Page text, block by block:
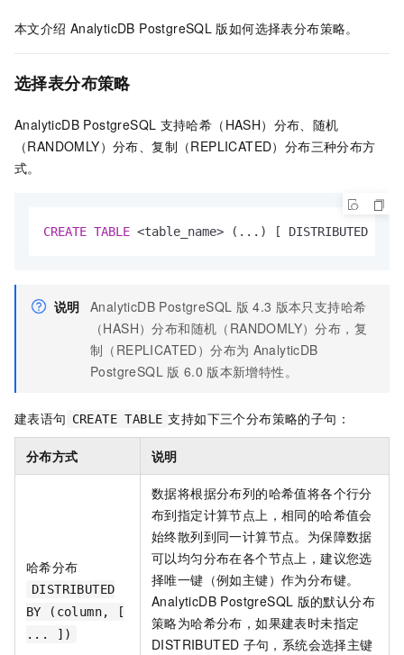
本文介绍 AnalyticDB PostgreSQL 版如何选择表分布策略。
选择表分布策略
AnalyticDB PostgreSQL 支持哈希（HASH）分布、随机
（RANDOMLY）分布、复制（REPLICATED）分布三种分布方
式。
CREATE TABLE <table_name> (...) [ DISTRIBUTED
说明 AnalyticDB PostgreSQL 版 4.3 版本只支持哈希
（HASH）分布和随机（RANDOMLY）分布，复
制（REPLICATED）分布为 AnalyticDB
PostgreSQL 版 6.0 版本新增特性。
建表语句 CREATE TABLE 支持如下三个分布策略的子句：
分布方式 说明
哈希分布
DISTRIBUTED
BY (column, [
... ])
数据将根据分布列的哈希值将各个行分
布到指定计算节点上，相同的哈希值会
始终散列到同一计算节点。为保障数据
可以均匀分布在各个节点上，建议您选
择唯一键（例如主键）作为分布键。
AnalyticDB PostgreSQL 版的默认分布
策略为哈希分布，如果建表时未指定
DISTRIBUTED 子句，系统会选择主键